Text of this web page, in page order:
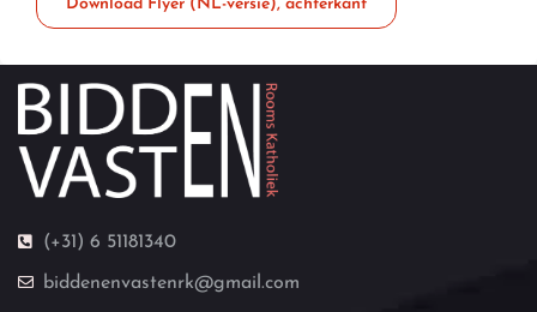
Download Flyer (NL-versie), achterkant
(+31) 6 51181340
biddenenvastenrk@gmail.com